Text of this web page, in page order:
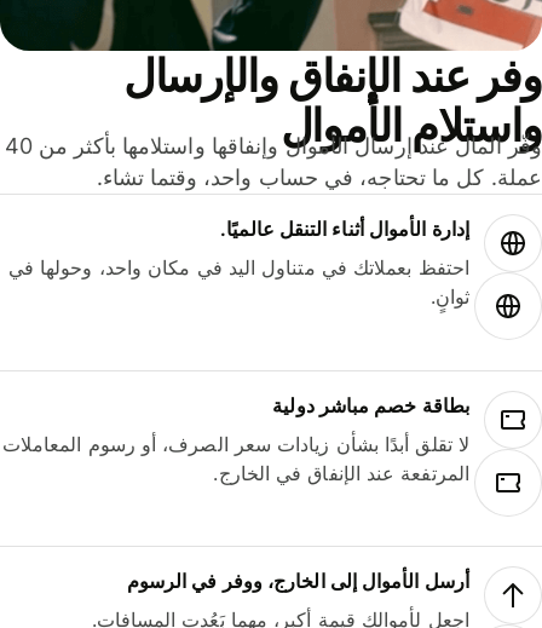
عند الإنفاق والإرسال
الأموال
وفّر المال عند إرسال الأموال وإنفاقها واستلامها بأكثر من 40
كل ما تحتاجه، في حساب واحد، وقتما تشاء.
إدارة الأموال أثناء التنقل عالميًا.
احتفظ بعملاتك في متناول اليد في مكان واحد، وحولها في
ثوانٍ.
بطاقة خصم مباشر دولية
لا تقلق أبدًا بشأن زيادات سعر الصرف، أو رسوم المعاملات
المرتفعة عند الإنفاق في الخارج.
أرسل الأموال إلى الخارج، ووفر في الرسوم
اجعل لأموالك قيمة أكبر، مهما بَعُدت المسافات.